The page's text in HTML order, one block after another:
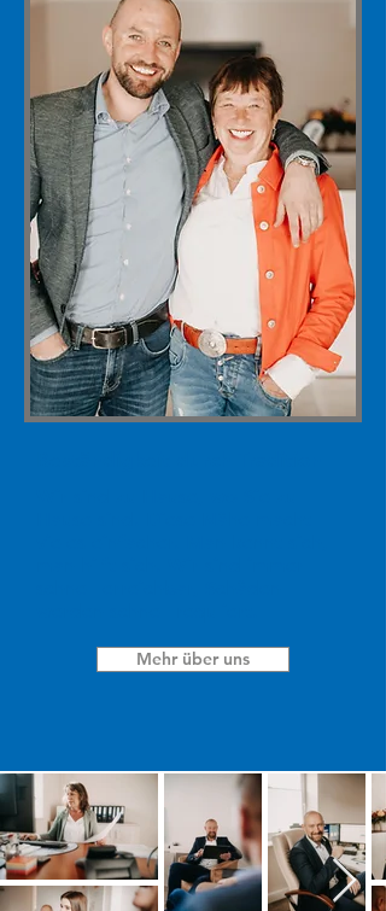
Mehr über uns